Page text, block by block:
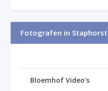
Fotografen in Staphorst
Bloemhof Video’s